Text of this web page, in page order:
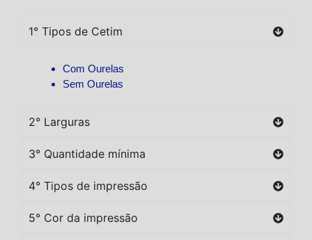
1° Tipos de Cetim
Com Ourelas
Sem Ourelas
2° Larguras
3° Quantidade mínima
4° Tipos de impressão
5° Cor da impressão